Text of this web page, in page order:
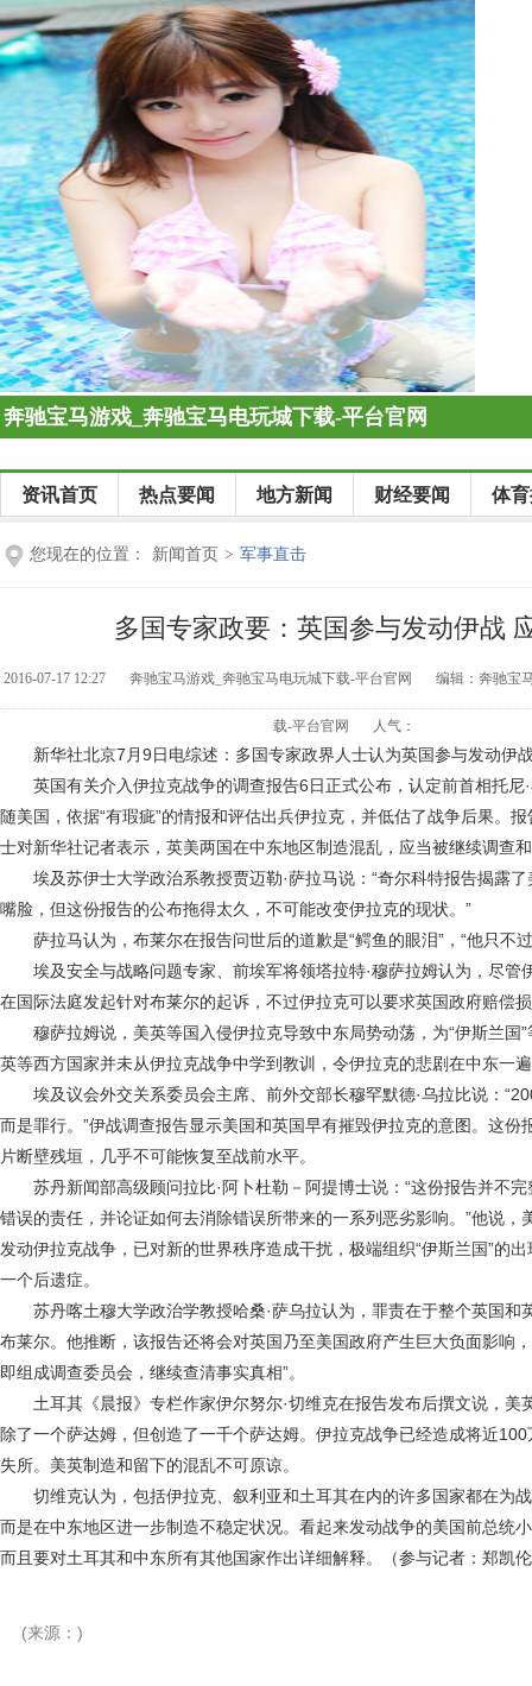
奔驰宝马游戏_奔驰宝马电玩城下载-平台官网
资讯首页 热点要闻 地方新闻 财经要闻 体
您现在的位置： 新闻首页 > 军事直击
多国专家政要：英国参与发动伊战
2016-07-17 12:27 奔驰宝马游戏_奔驰宝马电玩城下载-平台官网 编辑：奔驰宝
载-平台官网 人气：
新华社北京7月9日电综述：多国专家政界人士认为英国参与发动伊
英国有关介入伊拉克战争的调查报告6日正式公布，认定前首相托尼
随美国，依据“有瑕疵”的情报和评估出兵伊拉克，并低估了战争后果。
士对新华社记者表示，英美两国在中东地区制造混乱，应当被继续调查
埃及苏伊士大学政治系教授贾迈勒·萨拉马说：“奇尔科特报告揭露了
嘴脸，但这份报告的公布拖得太久，不可能改变伊拉克的现状。”
萨拉马认为，布莱尔在报告问世后的道歉是“鳄鱼的眼泪”，“他只不
埃及安全与战略问题专家、前埃军将领塔拉特·穆萨拉姆认为，尽管
在国际法庭发起针对布莱尔的起诉，不过伊拉克可以要求英国政府赔偿
穆萨拉姆说，美英等国入侵伊拉克导致中东局势动荡，为“伊斯兰国”
英等西方国家并未从伊拉克战争中学到教训，令伊拉克的悲剧在中东一
埃及议会外交关系委员会主席、前外交部长穆罕默德·乌拉比说：
而是罪行。”伊战调查报告显示美国和英国早有摧毁伊拉克的意图。这份
片断壁残垣，几乎不可能恢复至战前水平。
苏丹新闻部高级顾问拉比·阿卜杜勒－阿提博士说：“这份报告并不完
错误的责任，并论证如何去消除错误所带来的一系列恶劣影响。”他说，
发动伊拉克战争，已对新的世界秩序造成干扰，极端组织“伊斯兰国”的
一个后遗症。
苏丹喀土穆大学政治学教授哈桑·萨乌拉认为，罪责在于整个英国和
布莱尔。他推断，该报告还将会对英国乃至美国政府产生巨大负面影响
即组成调查委员会，继续查清事实真相”。
土耳其《晨报》专栏作家伊尔努尔·切维克在报告发布后撰文说，美
除了一个萨达姆，但创造了一千个萨达姆。伊拉克战争已经造成将近
失所。美英制造和留下的混乱不可原谅。
切维克认为，包括伊拉克、叙利亚和土耳其在内的许多国家都在为
而是在中东地区进一步制造不稳定状况。看起来发动战争的美国前总统
而且要对土耳其和中东所有其他国家作出详细解释。（参与记者：郑凯
(来源：)